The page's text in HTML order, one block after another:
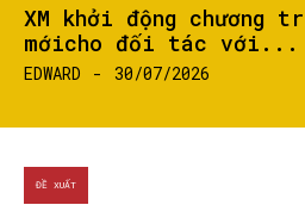
XM khởi động chương
mớicho đối tác với...
EDWARD - 30/07/2026
ĐỀ XUẤT